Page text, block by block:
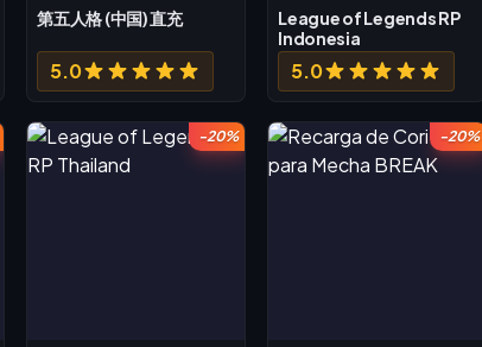
第五人格 (中国) 直充
5.0
League of Legends RP
Indonesia
5.0
-20% -20%